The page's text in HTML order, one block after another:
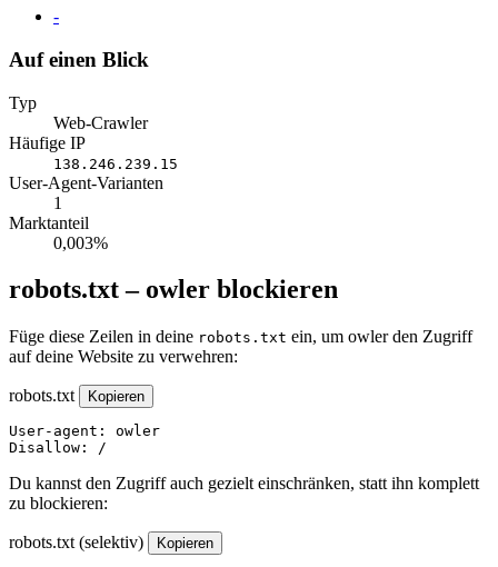
Website
-
Auf einen Blick
Typ
Web-Crawler
Häufige IP
138.246.239.15
User-Agent-Varianten
1
Marktanteil
0,003%
robots.txt – owler blockieren
Füge diese Zeilen in deine robots.txt ein, um owler den Zugriff
auf deine Website zu verwehren:
robots.txt Kopieren
User-agent: owler
Disallow: /
Du kannst den Zugriff auch gezielt einschränken, statt ihn komplett
zu blockieren:
robots.txt (selektiv) Kopieren